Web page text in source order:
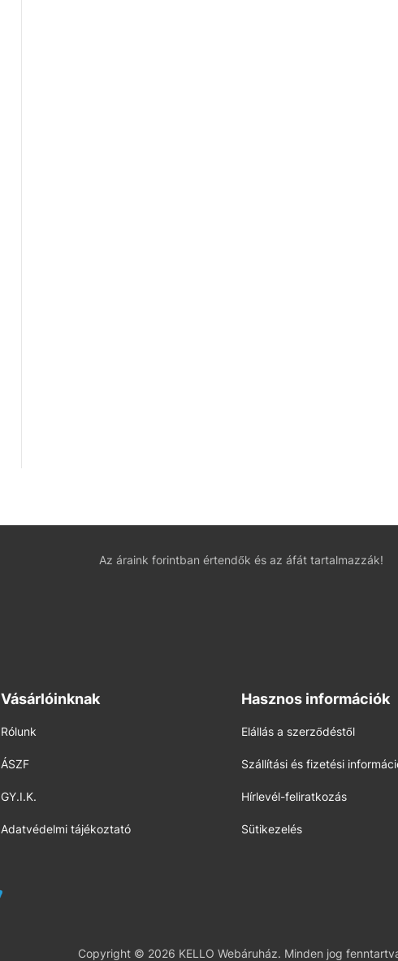
Az áraink forintban értendők és az áfát tartalmazzák!
Vásárlóinknak
Rólunk
ÁSZF
GY.I.K.
Adatvédelmi tájékoztató
Hasznos információk
Elállás a szerződéstől
Szállítási és fizetési
Hírlevél-feliratkozás
Sütikezelés
Copyright © 2026 KELLO Webáruház. Minden jog